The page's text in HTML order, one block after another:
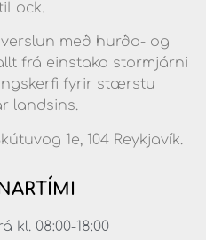
með hurða- og
frá einstaka stormjárni
fyrir stærstu
landsins.
1e, 104 Reykjavík.
kl. 08:00-18:00